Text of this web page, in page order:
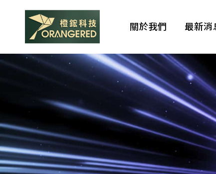
QSAN
參
展
COMPUTEX
AI-
Ready
解
決
方
案
關於我們 最新消
Brands
代理品牌
查看我們目前的代理品